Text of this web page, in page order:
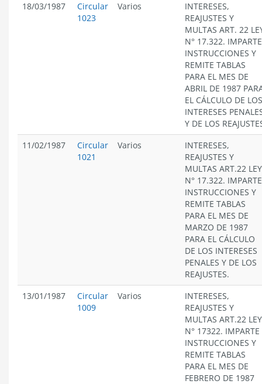
18/03/1987
Circular
1023
Varios
INTERESES,
REAJUSTES Y
MULTAS ART. 22
N° 17.322. IMPARTE
INSTRUCCIONES Y
REMITE TABLAS
PARA EL MES DE
ABRIL DE 1987
EL CÁLCULO DE LOS
INTERESES
Y DE LOS
11/02/1987
Circular
1021
Varios
INTERESES,
REAJUSTES Y
MULTAS ART.22 LEY
N° 17.322. IMPARTE
INSTRUCCIONES Y
REMITE TABLAS
PARA EL MES DE
MARZO DE 1987
PARA EL CÁLCULO
DE LOS INTERESES
PENALES Y DE LOS
REAJUSTES.
13/01/1987
Circular
1009
Varios
INTERESES,
REAJUSTES Y
MULTAS ART.22 LEY
N° 17322. IMPARTE
INSTRUCCIONES Y
REMITE TABLAS
PARA EL MES DE
FEBRERO DE 1987